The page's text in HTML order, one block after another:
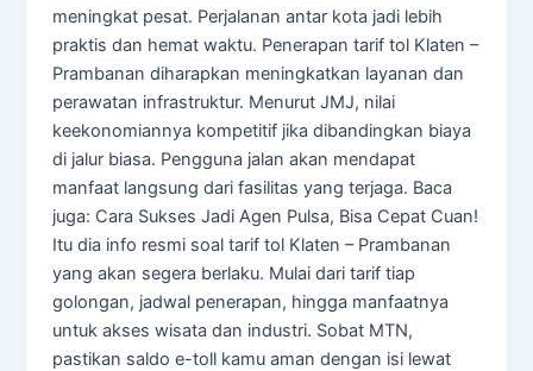
meningkat pesat. Perjalanan antar kota jadi lebih
praktis dan hemat waktu. Penerapan tarif tol Klaten –
Prambanan diharapkan meningkatkan layanan dan
perawatan infrastruktur. Menurut JMJ, nilai
keekonomiannya kompetitif jika dibandingkan biaya
di jalur biasa. Pengguna jalan akan mendapat
manfaat langsung dari fasilitas yang terjaga. Baca
juga: Cara Sukses Jadi Agen Pulsa, Bisa Cepat Cuan!
Itu dia info resmi soal tarif tol Klaten – Prambanan
yang akan segera berlaku. Mulai dari tarif tiap
golongan, jadwal penerapan, hingga manfaatnya
untuk akses wisata dan industri. Sobat MTN,
pastikan saldo e-toll kamu aman dengan isi lewat